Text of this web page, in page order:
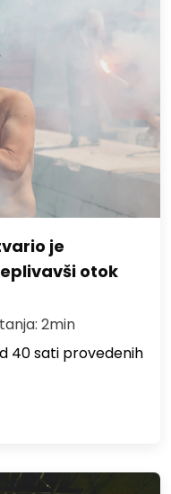
je
otok
2min
40 sati provedenih